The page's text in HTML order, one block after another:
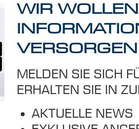
WIR
VERSORGEN
MELDEN SIE SICH
ERHALTEN SIE IN
AKTUELLE NEWS